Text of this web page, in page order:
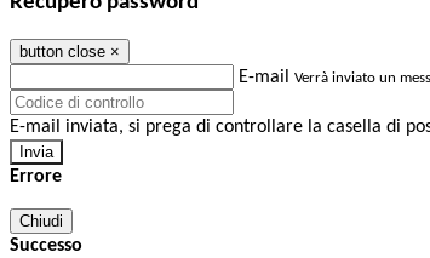
button close ×
E-mail Verrà inviato un
E-mail inviata, si prega di controllare la casella di
Errore
Chiudi
Successo